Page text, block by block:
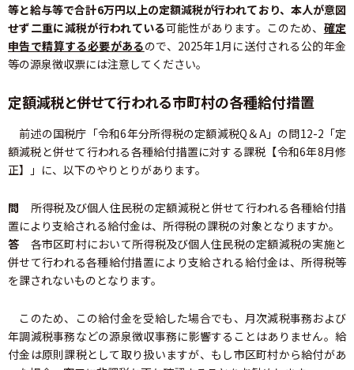
等と給与等で合計6万円以上の定額減税が行われており、本人が意図
せず二重に減税が行われている可能性があります。このため、 確定
申告で精算する必要があるので、2025年1月に送付される公的年金
等の源泉徴収票には注意してください。
定額減税と併せて行われる市町村の各種給付措置
前述の国税庁「令和6年分所得税の定額減税Q＆A」の問12-2「定
額減税と併せて行われる各種給付措置に対する課税【令和6年8月修
正】」に、以下のやりとりがあります。
問 所得税及び個人住民税の定額減税と併せて行われる各種給付措
置により支給される給付金は、所得税の課税の対象となりますか。
答 各市区町村において所得税及び個人住民税の定額減税の実施と
併せて行われる各種給付措置により支給される給付金は、所得税等
を課されないものとなります。
このため、この給付金を受給した場合でも、月次減税事務および
年調減税事務などの源泉徴収事務に影響することはありません。給
付金は原則課税として取り扱いますが、もし市区町村から給付があ